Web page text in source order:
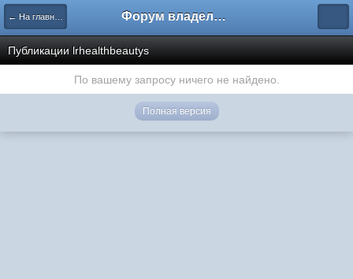
← На главную Форум владельцев интернет-магазинов
Публикации lrhealthbeautys
По вашему запросу ничего не найдено.
Полная версия